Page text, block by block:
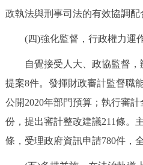
政執法與刑事司法的有效協調配
(四)強化監督，行政權力運
自覺接受人大、政協監督，
提案8件。發揮財政審計監督職
公開2020年部門預算；執行審
份，提出審計整改建議211條。
條，受理政府資訊申請780件，